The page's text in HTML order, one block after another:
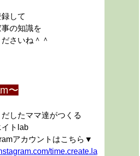
して
の知識を
さいね＾＾
〜
したママ達がつくる
イトlab
アカウントはこちら▼
time.create.la